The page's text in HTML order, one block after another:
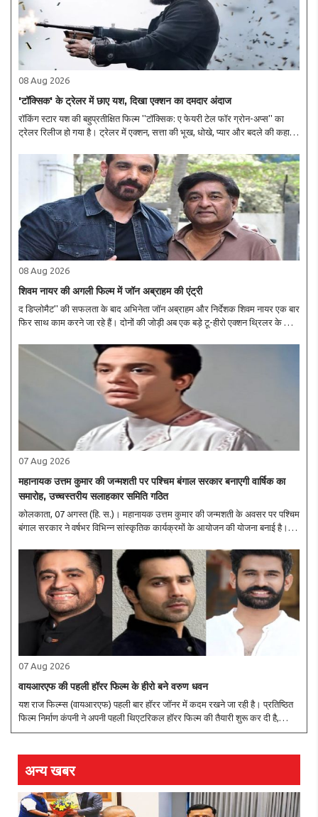
08 Aug 2026
'टॉक्सिक' के ट्रेलर में छाए यश, दिखा एक्शन का दमदार अंदाज
रॉकिंग स्टार यश की बहुप्रतीक्षित फिल्म ''टॉक्सिक: ए फेयरी टेल फॉर ग्रोन-अप्स'' का
ट्रेलर रिलीज हो गया है। ट्रेलर में एक्शन, सत्ता की भूख, धोखे, प्यार और बदले की कहानी
08 Aug 2026
शिवम नायर की अगली फिल्म में जॉन अब्राहम की एंट्री
द डिप्लोमैट'' की सफलता के बाद अभिनेता जॉन अब्राहम और निर्देशक शिवम नायर एक बार
फिर साथ काम करने जा रहे हैं। दोनों की जोड़ी अब एक बड़े टू-हीरो एक्शन थ्रिलर के लिए
प्रोजेक्ट..
07 Aug 2026
महानायक उत्तम कुमार की जन्मशती पर पश्चिम बंगाल सरकार बनाएगी वार्षिक का
समारोह, उच्चस्तरीय सलाहकार समिति गठित
कोलकाता, 07 अगस्त (हि. स.)। महानायक उत्तम कुमार की जन्मशती के अवसर पर पश्चिम
बंगाल सरकार ने वर्षभर विभिन्न सांस्कृतिक कार्यक्रमों के आयोजन की योजना बनाई है।
गठन किया..
07 Aug 2026
वायआरएफ की पहली हॉरर फिल्म के हीरो बने वरुण धवन
यश राज फिल्म्स (वायआरएफ) पहली बार हॉरर जॉनर में कदम रखने जा रही है। प्रतिष्ठित
फिल्म निर्माण कंपनी ने अपनी पहली थिएटरिकल हॉरर फिल्म की तैयारी शुरू कर दी है,
जिसका निर्देशन अभय पन्नू करेंगे। अभय पन्नू समीक्षकों द्वारा सराही गई वेब सीरीज़ ''रॉकेट
अन्य खबर